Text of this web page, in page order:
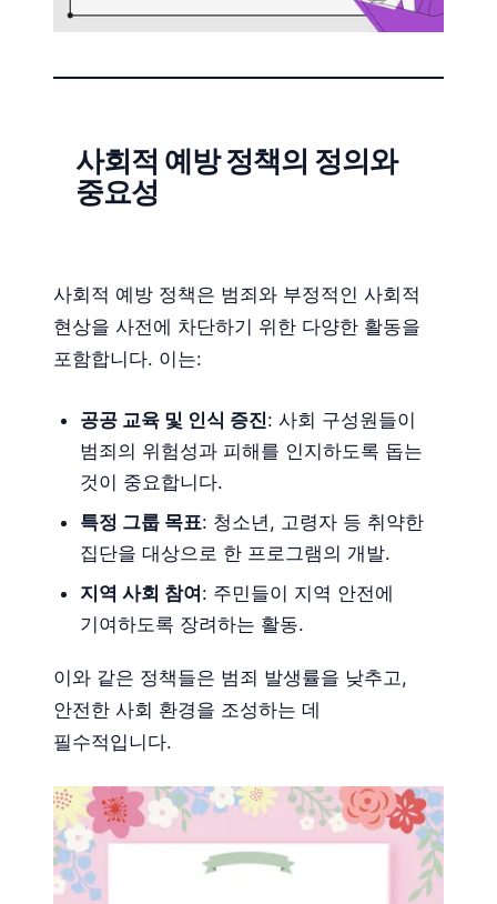
사회적 예방 정책의 정의와
중요성
사회적 예방 정책은 범죄와 부정적인 사회적
현상을 사전에 차단하기 위한 다양한 활동을
포함합니다. 이는:
공공 교육 및 인식 증진: 사회 구성원들이
범죄의 위험성과 피해를 인지하도록 돕는
것이 중요합니다.
특정 그룹 목표: 청소년, 고령자 등 취약한
집단을 대상으로 한 프로그램의 개발.
지역 사회 참여: 주민들이 지역 안전에
기여하도록 장려하는 활동.
이와 같은 정책들은 범죄 발생률을 낮추고,
안전한 사회 환경을 조성하는 데
필수적입니다.